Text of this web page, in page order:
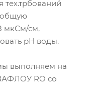
общую
мкСм/см,
рН воды.
выполняем на
RO со